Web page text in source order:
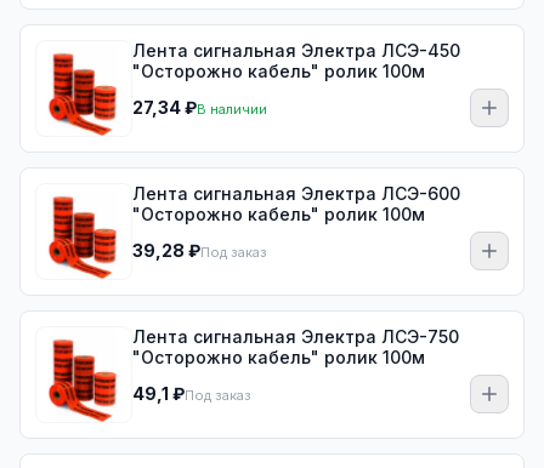
Лента сигнальная Электра ЛСЭ-450
"Осторожно кабель" ролик 100м
27,34 ₽В наличии
Лента сигнальная Электра ЛСЭ-600
"Осторожно кабель" ролик 100м
39,28 ₽Под заказ
Лента сигнальная Электра ЛСЭ-750
"Осторожно кабель" ролик 100м
49,1 ₽Под заказ